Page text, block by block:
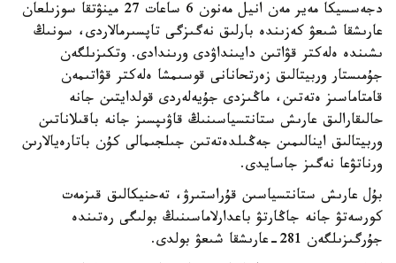
دجەسسيكا مەير مەن انيل مەنون 6 ساعات 27 مينۋتقا سوزىلعان
عارىشقا شىعۋ كەزىندە بارلىق نەگىزگى تاپسىرمالاردى، سونىڭ
ىشىندە ەلەكتر قۋاتىن دايىنداۋدى ورىندادى. وتكىزىلگەن
جۇمىستار وربيتالىق زەرتحانانى قوسىمشا ەلەكتر قۋاتىمەن
قامتاماسىز ەتەتىن، ماڭىزدى جۇيەلەردى قولدايتىن جانە
حالىقارالىق عارىش ستانتسياسىنىڭ قاۋىپسىز جانە باقىلاناتىن
وربيتالىق اينالىمىن جەڭىلدەتەتىن جىلجىمالى كۇن باتارەيالارىن
ورناتۋعا نەگىز جاسايدى.
بۇل عارىش ستانتسياسىن قۇراستىرۋ، تەحنيكالىق قىزمەت
كورسەتۋ جانە جاڭارتۋ باعدارلاماسىنىڭ بولىگى رەتىندە
جۇرگىزىلگەن 281-عارىشقا شىعۋ بولدى.